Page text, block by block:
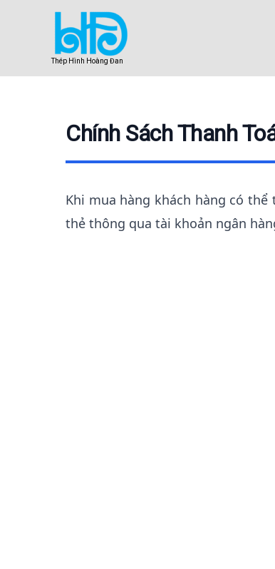
Thép Hình Hoàng Đan
Chính Sách Thanh
Khi mua hàng khách hàng có
thẻ thông qua tài khoản ngân